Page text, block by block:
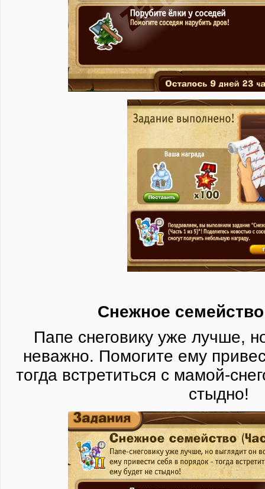
​Снежное семейство
Папе снеговику уже лучше,
неважно. Помогите ему
тогда встретиться с мамой-
стыдно!